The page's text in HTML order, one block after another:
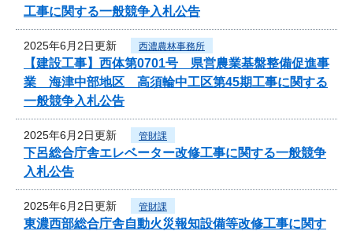
工事に関する一般競争入札公告
2025年6月2日更新 西濃農林事務所
【建設工事】西体第0701号 県営農業基盤整備促進事
業 海津中部地区 高須輪中工区第45期工事に関する
一般競争入札公告
2025年6月2日更新 管財課
下呂総合庁舎エレベーター改修工事に関する一般競争
入札公告
2025年6月2日更新 管財課
東濃西部総合庁舎自動火災報知設備等改修工事に関す